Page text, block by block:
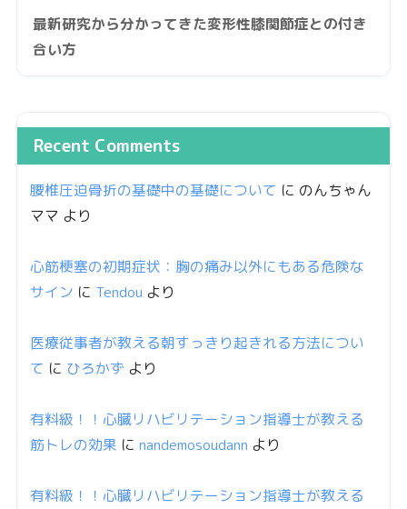
最新研究から分かってきた変形性膝関節症との付き
合い方
Recent Comments
腰椎圧迫骨折の基礎中の基礎について に のんちゃん
ママ より
心筋梗塞の初期症状：胸の痛み以外にもある危険な
サイン に Tendou より
医療従事者が教える朝すっきり起きれる方法につい
て に ひろかず より
有料級！！心臓リハビリテーション指導士が教える
筋トレの効果 に nandemosoudann より
有料級！！心臓リハビリテーション指導士が教える